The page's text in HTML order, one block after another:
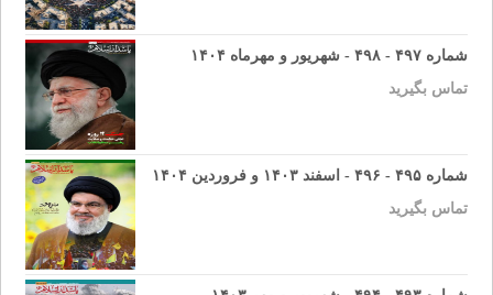
شماره ۴۹۷ - ۴۹۸ - شهریور و مهرماه ۱۴۰۴
تماس بگیرید
شماره ۴۹۵ - ۴۹۶ - اسفند ۱۴۰۳ و فروردین ۱۴۰۴
تماس بگیرید